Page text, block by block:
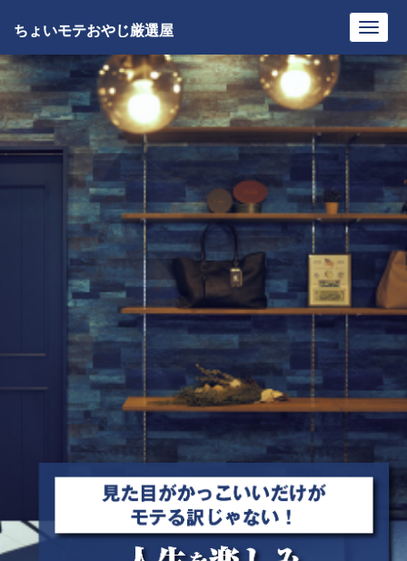
ちょいモテおやじ厳選屋